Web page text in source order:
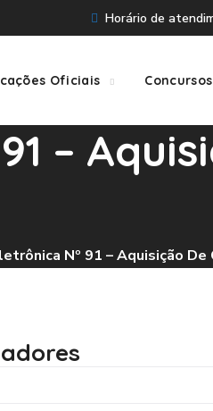
Horário de
Oficiais Concursos
–
Nº 91 – Aquisição